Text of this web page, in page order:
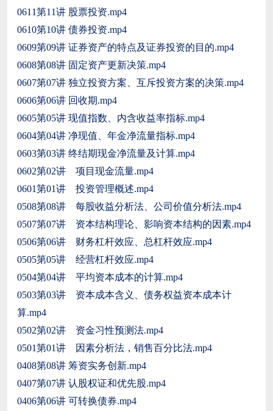
0611第11讲 股票投资.mp4
0610第10讲 债券投资.mp4
0609第09讲 证券资产的特点及证券投资的目的.mp4
0608第08讲 固定资产更新决策.mp4
0607第07讲 独立投资方案、互斥投资方案的决策.mp4
0606第06讲 回收期.mp4
0605第05讲 现值指数、内含收益率指标.mp4
0604第04讲 净现值、年金净流量指标.mp4
0603第03讲 终结期现金净流量及计算.mp4
0602第02讲 项目现金流量.mp4
0601第01讲 投资管理概述.mp4
0508第08讲 每股收益分析法、公司价值分析法.mp4
0507第07讲 资本结构理论、影响资本结构的因素.mp4
0506第06讲 财务杠杆效应、总杠杆效应.mp4
0505第05讲 经营杠杆效应.mp4
0504第04讲 平均资本成本的计算.mp4
0503第03讲 资本成本含义、债务权益资本成本计
算.mp4
0502第02讲 资金习性预测法.mp4
0501第01讲 因素分析法，销售百分比法.mp4
0408第08讲 筹资实务创新.mp4
0407第07讲 认股权证和优先股.mp4
0406第06讲 可转换债券.mp4